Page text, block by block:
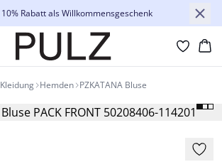
Rabatt als Willkommensgeschenk
Kleidung Hemden PZKATANA Bluse